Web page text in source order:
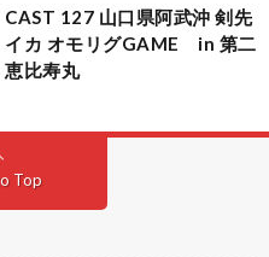
CAST 127 山口県阿武沖 剣先
イカ オモリグGAME in 第二
恵比寿丸
Top